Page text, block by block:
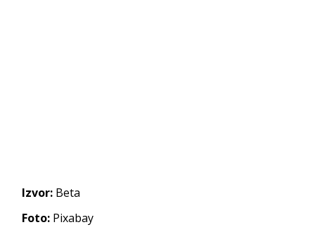
Izvor: Beta
Foto: Pixabay